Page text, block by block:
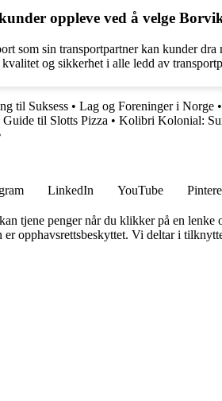
oppleve ved å velge
som sin transportpartner kan kunder
og sikkerhet i alle ledd av
til Suksess • Lag og Foreninger i Norge •
til Slotts Pizza • Kolibri Kolonial:
LinkedIn YouTube
tjene penger når du klikker på en lenke
opphavsrettsbeskyttet. Vi deltar i